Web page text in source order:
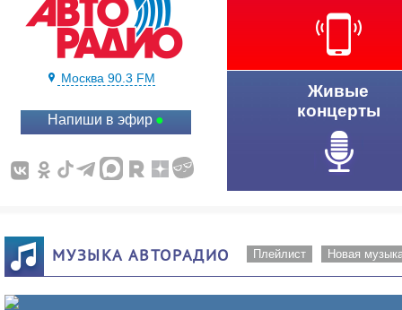
Москва 90.3 FM
Напиши в эфир
Живые
концерты
МУЗЫКА АВТОРАДИО Плейлист Новая